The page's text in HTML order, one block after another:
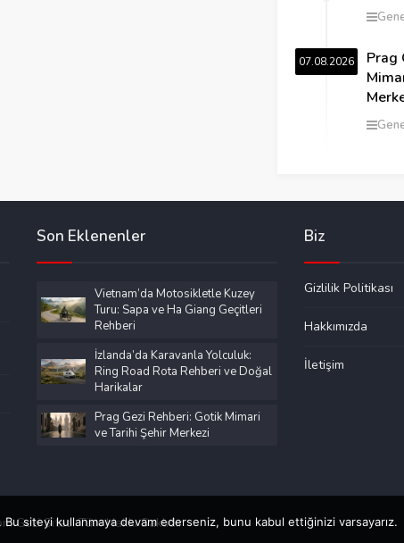
07.08.2026
Prag
Son Eklenenler
Vietnam’da Motosikletle Kuzey
Turu: Sapa ve Ha Giang Geçitleri
Rehberi
İzlanda’da Karavanla Yolculuk:
Ring Road Rota Rehberi ve Doğal
Harikalar
Prag Gezi Rehberi: Gotik Mimari
ve Tarihi Şehir Merkezi
Biz
Gizlilik Politikası
Hakkımızda
İletişim
Gezi Sitesi Tüm Hakkı Saklıdır
siteyi kullanmaya devam ederseniz, bunu kabul ettiğinizi varsayarız.